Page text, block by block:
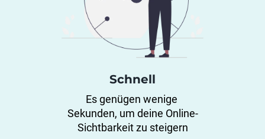
Schnell
Es genügen wenige
Sekunden, um deine Online-
Sichtbarkeit zu steigern